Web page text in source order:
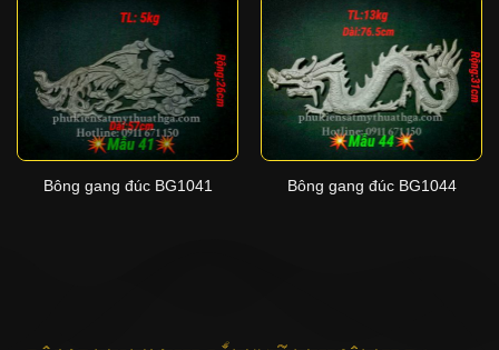
Bông gang đúc BG1041 Bông gang đúc BG1044